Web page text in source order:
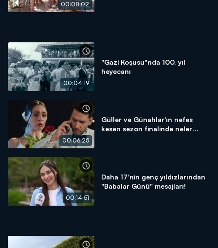
00:08:02
00:04:19
"Gazi Koşusu"nda 100. yıl
heyecanı
00:06:25
Güller ve Günahlar'ın nefes
kesen sezon finalinde neler
00:14:51
Daha 17'nin genç yıldızlarından
"Babalar Günü" mesajları!